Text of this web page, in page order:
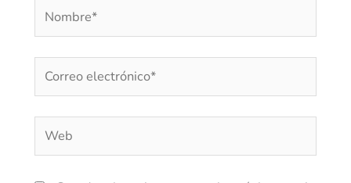
Nombre*
Correo
electrónico*
Web